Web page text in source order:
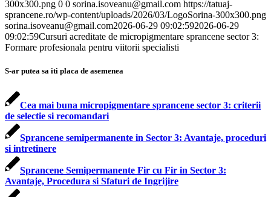
300x300.png 0 0 sorina.isoveanu@gmail.com https://tatuaj-
sprancene.ro/wp-content/uploads/2026/03/LogoSorina-300x300.png
sorina.isoveanu@gmail.com2026-06-29 09:02:592026-06-29
09:02:59Cursuri acreditate de micropigmentare sprancene sector 3:
Formare profesionala pentru viitorii specialisti
S-ar putea sa iti placa de asemenea
Cea mai buna micropigmentare sprancene sector 3: criterii
de selectie si recomandari
Sprancene semipermanente in Sector 3: Avantaje, proceduri
si intretinere
Sprancene Semipermanente Fir cu Fir in Sector 3:
Avantaje, Procedura si Sfaturi de Ingrijire